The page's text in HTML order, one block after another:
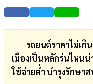
รถยนต์ราคาไม่เกิ
เมืองเป็นหลักรุ่นไหน
ใช้จ่ายต่ำ บำรุงรักษาส
บันเทิง
ตรวจ
หวย
ผล
บอล